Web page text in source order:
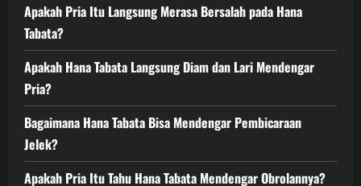
Apakah Pria Itu Langsung Merasa Bersalah pada Hana
Tabata?
Apakah Hana Tabata Langsung Diam dan Lari Mendengar
Pria?
Bagaimana Hana Tabata Bisa Mendengar Pembicaraan
Jelek?
Apakah Pria Itu Tahu Hana Tabata Mendengar Obrolannya?